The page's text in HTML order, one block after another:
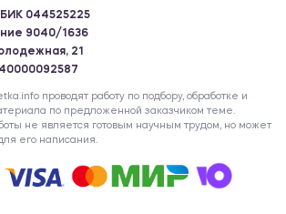
044525225
9040/1636
21
проводят работу по подбору, обработке и
по предложенной заказчиком теме.
не является готовым научным трудом, но может
его написания.